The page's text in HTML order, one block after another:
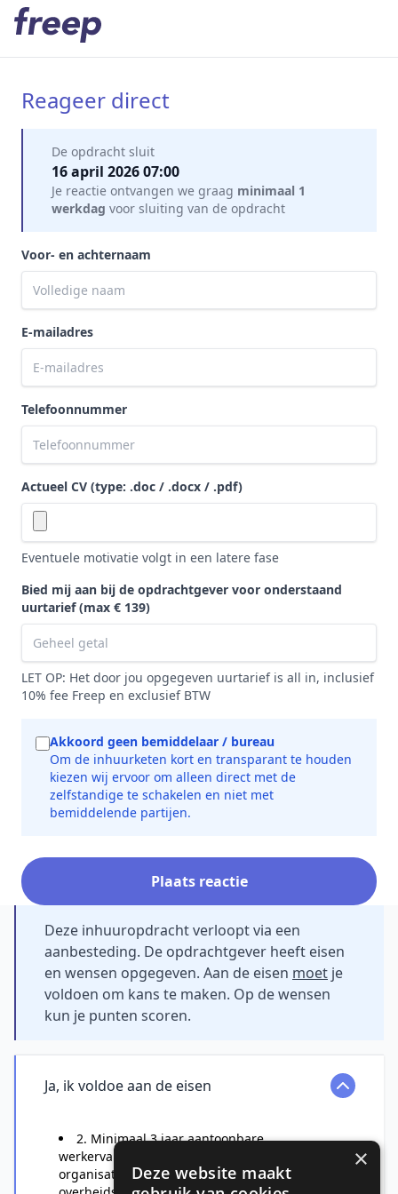
Mijn gegevens
Reageer direct
De opdracht sluit
16 april 2026 07:00
Je reactie ontvangen we graag minimaal 1
werkdag voor sluiting van de opdracht
Voor- en achternaam
E-mailadres
Telefoonnummer
Actueel CV (type: .doc / .docx / .pdf)
Eventuele motivatie volgt in een latere fase
Bied mij aan bij de opdrachtgever voor onderstaand
uurtarief(max € 139)
LET OP: Het door jou opgegeven uurtarief is all in, inclusief
10% fee Freep en exclusief BTW
Akkoord geen bemiddelaar / bureau
Om de inhuurketen kort en transparant te houden
kiezen wij ervoor om alleen direct met de
zelfstandige te schakelen en niet met
bemiddelende partijen.
Plaats reactie
Deze inhuuropdracht verloopt via een
aanbesteding. De opdrachtgever heeft eisen
en wensen opgegeven. Aan de eisen moet je
voldoen om kans te maken. Op de wensen
kun je punten scoren.
Ja, ik voldoe aan de eisen
2. Minimaal 3 jaar aantoonbare
werkervaring met het inrichten van nieuwe
organisaties of reorganisaties bij
×
Deze website maakt